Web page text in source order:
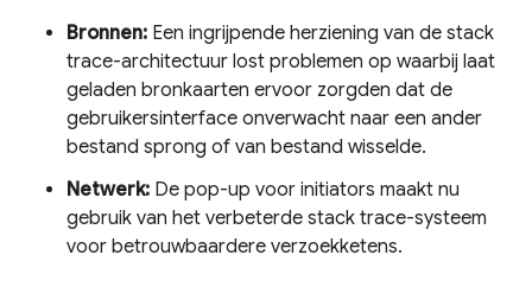
Bronnen: Een ingrijpende herziening van de stack
trace-architectuur lost problemen op waarbij laat
geladen bronkaarten ervoor zorgden dat de
gebruikersinterface onverwacht naar een ander
bestand sprong of van bestand wisselde.
Netwerk: De pop-up voor initiators maakt nu
gebruik van het verbeterde stack trace-systeem
voor betrouwbaardere verzoekketens.